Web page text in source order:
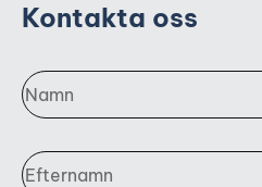
Kontakta oss
Namn
Efternamn